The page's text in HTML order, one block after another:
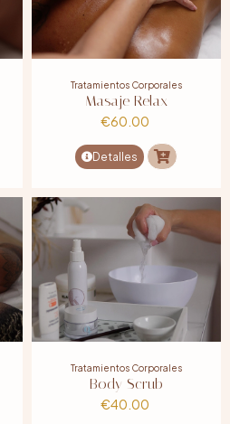
Tratamientos Corporales
Masaje Relax
€60.00
Detalles
Tratamientos Corporales
Body Scrub
€40.00